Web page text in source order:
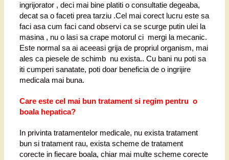
ingrijorator , deci mai bine platiti o consultatie degeaba,
decat sa o faceti prea tarziu .Cel mai corect lucru este sa
faci asa cum faci cand observi ca se scurge putin ulei la
masina , nu o lasi sa crape motorul ci mergi la mecanic.
Este normal sa ai aceeasi grija de propriul organism, mai
ales ca piesele de schimb nu exista.. Cu bani nu poti sa
iti cumperi sanatate, poti doar beneficia de o ingrijire
medicala mai buna.
Care este cel mai bun tratament si regim pentru o
boala hepatica?
In privinta tratamentelor medicale, nu exista tratament
bun si tratament rau, exista scheme de tratament
corecte in fiecare boala, chiar mai multe scheme corecte